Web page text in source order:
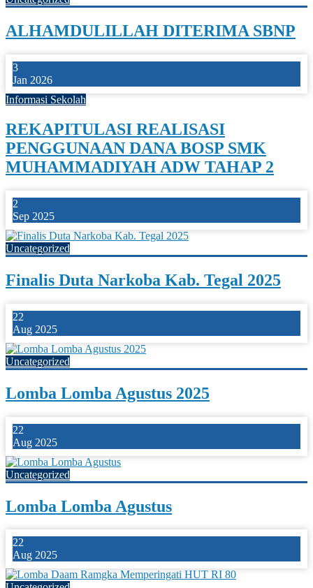
ALHAMDULILLAH DITERIMA SBNP
3
Jan 2026
Informasi Sekolah
REKAPITULASI REALISASI
PENGGUNAAN DANA BOSP SMK
MUHAMMADIYAH ADW TAHAP 2
2
Sep 2025
Uncategorized
Finalis Duta Narkoba Kab. Tegal 2025
22
Aug 2025
Uncategorized
Lomba Lomba Agustus 2025
22
Aug 2025
Uncategorized
Lomba Lomba Agustus
22
Aug 2025